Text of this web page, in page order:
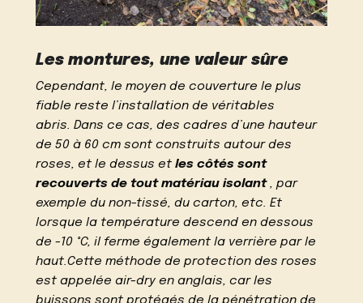
Les montures, une valeur sûre
Cependant, le moyen de couverture le plus
fiable reste l’installation de véritables
abris. Dans ce cas, des cadres d’une hauteur
de 50 à 60 cm sont construits autour des
roses, et le dessus etles côtés sont
recouverts de tout matériau isolant, par
exemple du non-tissé, du carton, etc. Et
lorsque la température descend en dessous
de -10 °C, il ferme également la verrière par le
haut.Cette méthode de protection des roses
est appelée air-dry en anglais, car les
buissons sont protégés de la pénétration de